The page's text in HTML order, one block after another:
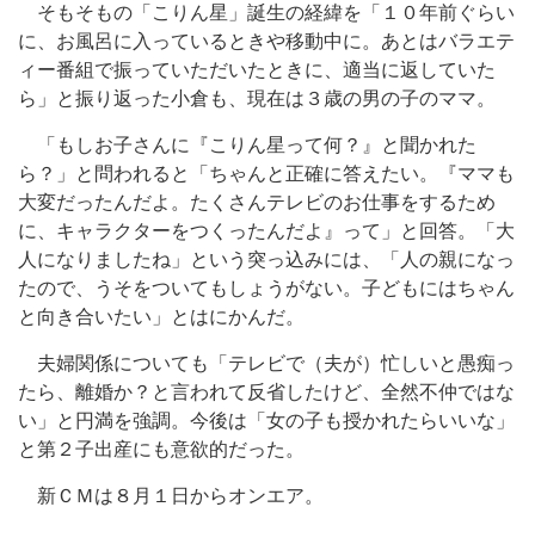
そもそもの「こりん星」誕生の経緯を「１０年前ぐらい
に、お風呂に入っているときや移動中に。あとはバラエテ
ィー番組で振っていただいたときに、適当に返していた
ら」と振り返った小倉も、現在は３歳の男の子のママ。
「もしお子さんに『こりん星って何？』と聞かれた
ら？」と問われると「ちゃんと正確に答えたい。『ママも
大変だったんだよ。たくさんテレビのお仕事をするため
に、キャラクターをつくったんだよ』って」と回答。「大
人になりましたね」という突っ込みには、「人の親になっ
たので、うそをついてもしょうがない。子どもにはちゃん
と向き合いたい」とはにかんだ。
夫婦関係についても「テレビで（夫が）忙しいと愚痴っ
たら、離婚か？と言われて反省したけど、全然不仲ではな
い」と円満を強調。今後は「女の子も授かれたらいいな」
と第２子出産にも意欲的だった。
新ＣＭは８月１日からオンエア。